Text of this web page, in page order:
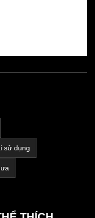
sử dụng